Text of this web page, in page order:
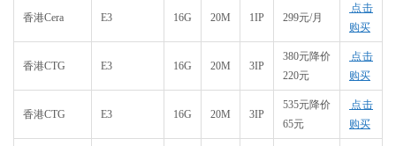
香港Cera E3 16G 20M 1IP 299元/月
点击
购买
香港CTG E3 16G 20M 3IP
380元降价
220元
点击
购买
香港CTG E3 16G 20M 3IP
535元降价
65元
点击
购买